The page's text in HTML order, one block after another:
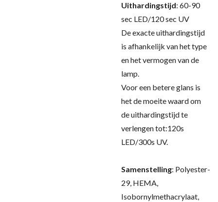
Uithardingstijd: 60-90
sec LED/120 sec UV
De exacte uithardingstijd
is afhankelijk van het type
en het vermogen van de
lamp.
Voor een betere glans is
het de moeite waard om
de uithardingstijd te
verlengen tot:120s
LED/300s UV.
Samenstelling: Polyester-
29, HEMA,
Isobornylmethacrylaat,